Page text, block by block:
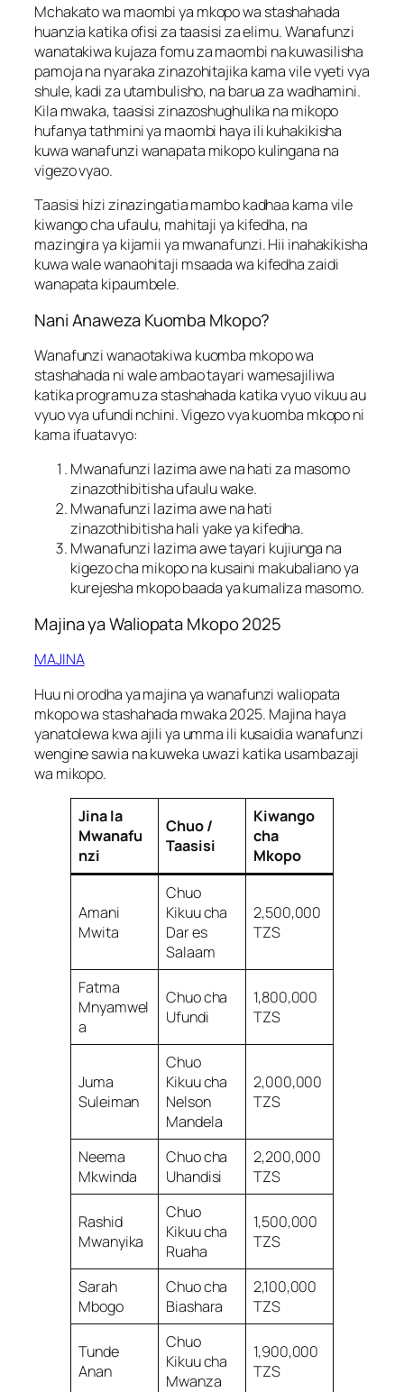
Mchakato wa maombi ya mkopo wa stashahada
huanzia katika ofisi za taasisi za elimu. Wanafunzi
wanatakiwa kujaza fomu za maombi na kuwasilisha
pamoja na nyaraka zinazohitajika kama vile vyeti vya
shule, kadi za utambulisho, na barua za wadhamini.
Kila mwaka, taasisi zinazoshughulika na mikopo
hufanya tathmini ya maombi haya ili kuhakikisha
kuwa wanafunzi wanapata mikopo kulingana na
vigezo vyao.
Taasisi hizi zinazingatia mambo kadhaa kama vile
kiwango cha ufaulu, mahitaji ya kifedha, na
mazingira ya kijamii ya mwanafunzi. Hii inahakikisha
kuwa wale wanaohitaji msaada wa kifedha zaidi
wanapata kipaumbele.
Nani Anaweza Kuomba Mkopo?
Wanafunzi wanaotakiwa kuomba mkopo wa
stashahada ni wale ambao tayari wamesajiliwa
katika programu za stashahada katika vyuo vikuu au
vyuo vya ufundi nchini. Vigezo vya kuomba mkopo ni
kama ifuatavyo:
Mwanafunzi lazima awe na hati za masomo
zinazothibitisha ufaulu wake.
Mwanafunzi lazima awe na hati
zinazothibitisha hali yake ya kifedha.
Mwanafunzi lazima awe tayari kujiunga na
kigezo cha mikopo na kusaini makubaliano ya
kurejesha mkopo baada ya kumaliza masomo.
Majina ya Waliopata Mkopo 2025
MAJINA
Huu ni orodha ya majina ya wanafunzi waliopata
mkopo wa stashahada mwaka 2025. Majina haya
yanatolewa kwa ajili ya umma ili kusaidia wanafunzi
wengine sawia na kuweka uwazi katika usambazaji
wa mikopo.
Jina la
Mwanafu
nzi
Chuo /
Taasisi
Kiwango
cha
Mkopo
Amani
Mwita
Chuo
Kikuu cha
Dar es
Salaam
2,500,000
TZS
Fatma
Mnyamwel
a
Chuo cha
Ufundi
1,800,000
TZS
Juma
Suleiman
Chuo
Kikuu cha
Nelson
Mandela
2,000,000
TZS
Neema
Mkwinda
Chuo cha
Uhandisi
2,200,000
TZS
Rashid
Mwanyika
Chuo
Kikuu cha
Ruaha
1,500,000
TZS
Sarah
Mbogo
Chuo cha
Biashara
2,100,000
TZS
Tunde
Anan
Chuo
Kikuu cha
Mwanza
1,900,000
TZS